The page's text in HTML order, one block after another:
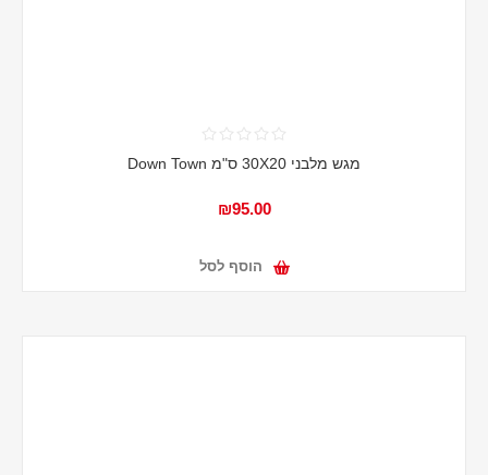
מגש מלבני 30X20 ס"מ Down Town
₪95.00
הוסף לסל